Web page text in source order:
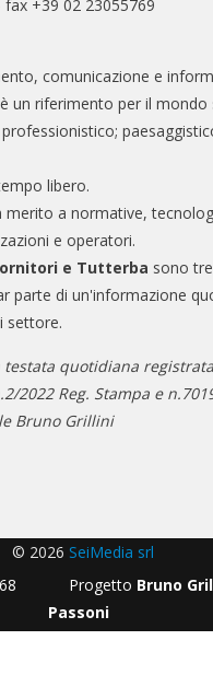
+39 02 23055769
comunicazione e
è un riferimento per il mondo
libero.
merito a normative,
e operatori.
e Tutterba sono
parte di un'informazione
settore.
quotidiana
2022 Reg. Stampa e
Bruno Grillini
© 2026 SeiMedia srl
Progetto Bruno
Passoni